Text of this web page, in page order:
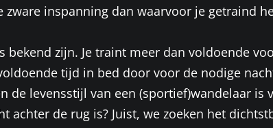
inspanning dan waarvoor je getraind
zijn. Je traint meer dan voldoende
tijd in bed door voor de nodige
de levensstijl van een (sportief)wandelaar is
achter de rug is? Juist, we zoeken het